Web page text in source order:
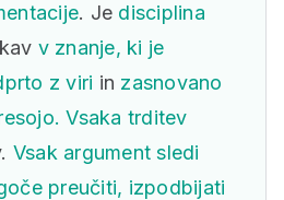
. Je disciplina
v znanje, ki je
z viri in zasnovano
Vsaka trditev
Vsak argument sledi
preučiti, izpodbijati